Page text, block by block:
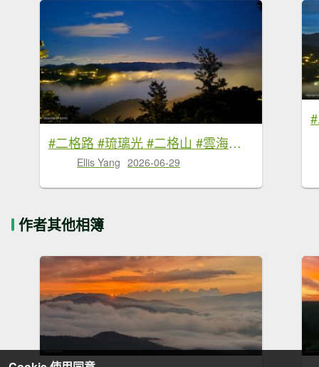
#二格路 #琉璃光 #二格山 #雲海流瀑 #日出 #火燒雲 6/29
Ellis Yang 2026-06-29
作者其他相簿